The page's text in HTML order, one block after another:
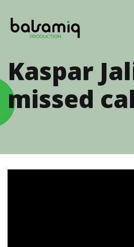
Kaspar
missed